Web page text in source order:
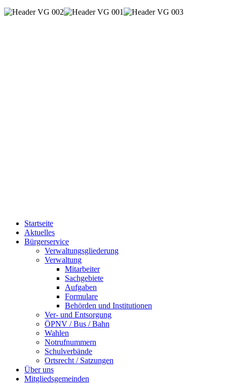
Startseite
Aktuelles
Bürgerservice
Verwaltungsgliederung
Verwaltung
Mitarbeiter
Sachgebiete
Aufgaben
Formulare
Behörden und Institutionen
Ver- und Entsorgung
ÖPNV / Bus / Bahn
Wahlen
Notrufnummern
Schulverbände
Ortsrecht / Satzungen
Über uns
Mitgliedsgemeinden